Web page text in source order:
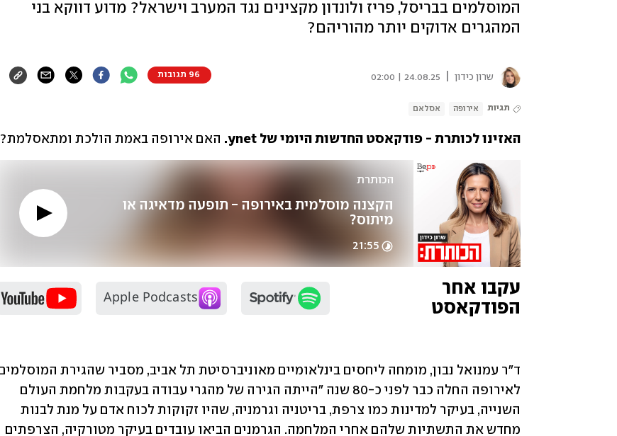
המוסלמים בבריסל, פריז ולונדון מקצינים נגד המערב וישראל? מדוע דווקא בני
המהגרים אדוקים יותר מהוריהם?
שרון כידון 24.08.25 | 02:00 96 תגובות
תגיות אירופה אסלאם
האזינו לכותרת - פודקאסט החדשות היומי של ynet. האם אירופה באמת הולכת ומתאסלמת?
הכותרת
מיתוס?
21:55
הפודקאסט